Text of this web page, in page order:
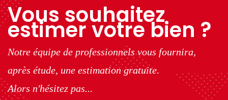
Vous souhaitez
estimer votre bien ?
Notre équipe de professionnels vous fournira,
après étude, une estimation gratuite.
Alors n'hésitez pas...